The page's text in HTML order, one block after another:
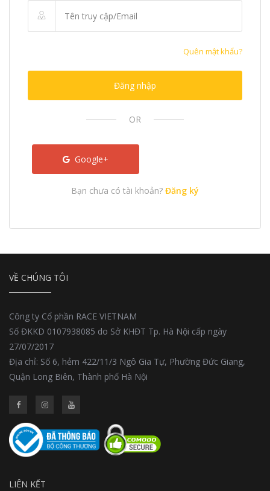
Quên mật khẩu?
Đăng nhập
OR
Google+
Bạn chưa có tài khoản? Đăng ký
VỀ CHÚNG TÔI
Công ty Cổ phần RACE VIETNAM
Số ĐKKD 0107938085 do Sở KHĐT Tp. Hà Nội cấp ngày
27/07/2017
Địa chỉ: Số 6, hẻm 422/11/3 Ngô Gia Tự, Phường Đức Giang,
Quận Long Biên, Thành phố Hà Nội
LIÊN KẾT